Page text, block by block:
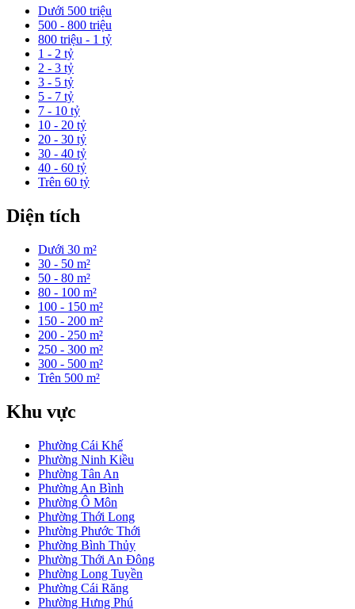
Dưới 500 triệu
500 - 800 triệu
800 triệu - 1 tỷ
1 - 2 tỷ
2 - 3 tỷ
3 - 5 tỷ
5 - 7 tỷ
7 - 10 tỷ
10 - 20 tỷ
20 - 30 tỷ
30 - 40 tỷ
40 - 60 tỷ
Trên 60 tỷ
Diện tích
Dưới 30 m²
30 - 50 m²
50 - 80 m²
80 - 100 m²
100 - 150 m²
150 - 200 m²
200 - 250 m²
250 - 300 m²
300 - 500 m²
Trên 500 m²
Khu vực
Phường Cái Khế
Phường Ninh Kiều
Phường Tân An
Phường An Bình
Phường Ô Môn
Phường Thới Long
Phường Phước Thới
Phường Bình Thủy
Phường Thới An Đông
Phường Long Tuyền
Phường Cái Răng
Phường Hưng Phú